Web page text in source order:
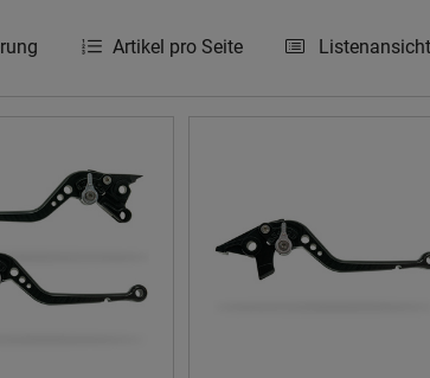
Artikel pro Seite Listenansicht